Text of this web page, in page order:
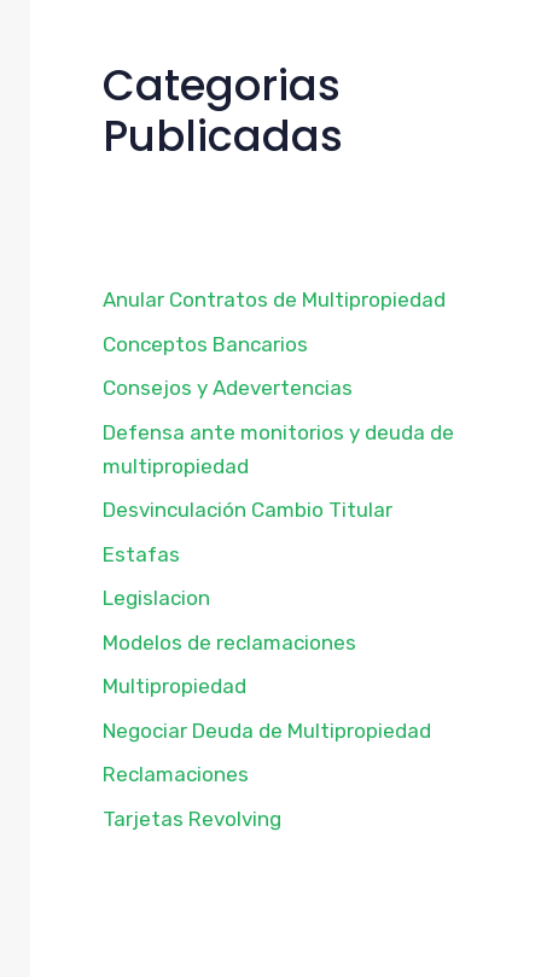
Categorias
Publicadas
Anular Contratos de Multipropiedad
Conceptos Bancarios
Consejos y Adevertencias
Defensa ante monitorios y deuda de
multipropiedad
Desvinculación Cambio Titular
Estafas
Legislacion
Modelos de reclamaciones
Multipropiedad
Negociar Deuda de Multipropiedad
Reclamaciones
Tarjetas Revolving